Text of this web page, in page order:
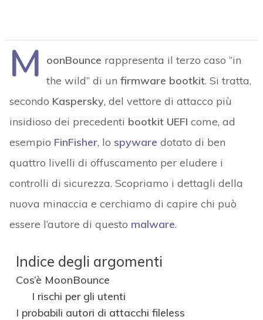
M oonBounce rappresenta il terzo caso “in
the wild” di un firmware bootkit. Si tratta,
secondo Kaspersky, del vettore di attacco più
insidioso dei precedenti bootkit UEFI come, ad
esempio FinFisher, lo spyware dotato di ben
quattro livelli di offuscamento per eludere i
controlli di sicurezza. Scopriamo i dettagli della
nuova minaccia e cerchiamo di capire chi può
essere l’autore di questo malware.
Indice degli argomenti
Cos’è MoonBounce
I rischi per gli utenti
I probabili autori di attacchi fileless